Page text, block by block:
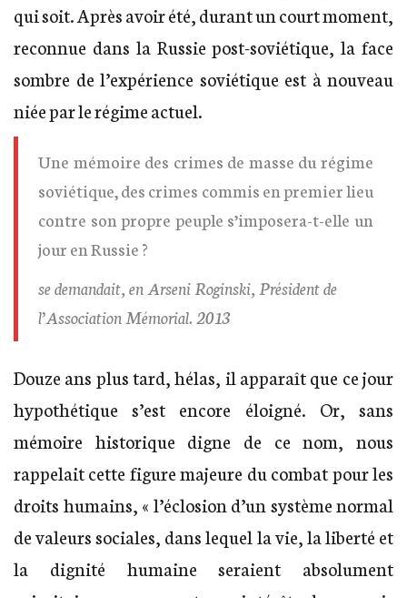
qui soit. Après avoir été, durant un court moment,
reconnue dans la Russie post-soviétique, la face
sombre de l’expérience soviétique est à nouveau
niée par le régime actuel.
Une mémoire des crimes de masse du régime
soviétique, des crimes commis en premier lieu
contre son propre peuple s’imposera-t-elle un
jour en Russie ?
se demandait, en Arseni Roginski, Président de
l’Association Mémorial. 2013
Douze ans plus tard, hélas, il apparaît que ce jour
hypothétique s’est encore éloigné. Or, sans
mémoire historique digne de ce nom, nous
rappelait cette figure majeure du combat pour les
droits humains, « l’éclosion d’un système normal
de valeurs sociales, dans lequel la vie, la liberté et
la dignité humaine seraient absolument